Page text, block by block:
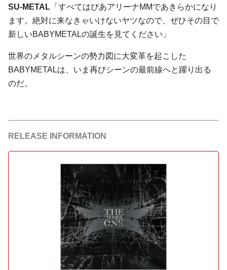
SU-METAL 「すべてはぴあアリーナMMであきらかになり
ます。絶対に来なきゃいけないヤツなので、ぜひその目で
新しいBABYMETALの誕生を見てください」
世界のメタルシーンの勢力図に大変革を起こした
BABYMETALは、いま再びシーンの最前線へと躍り出る
のだ。
RELEASE INFORMATION